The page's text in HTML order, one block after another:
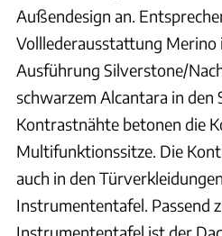
Außendesign an.
Volllederausstattung Merino
Ausführung Silverstone/
schwarzem Alcantara in den
Kontrastnähte betonen die
Multifunktionssitze. Die
auch in den
Instrumententafel. Passend
Instrumententafel ist der